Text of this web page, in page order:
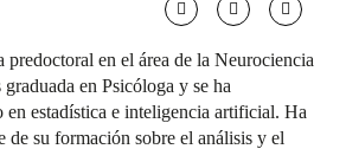
predoctoral en el área de la Neurociencia
en Psicóloga y se ha
en estadística e inteligencia artificial. Ha
de su formación sobre el análisis y el